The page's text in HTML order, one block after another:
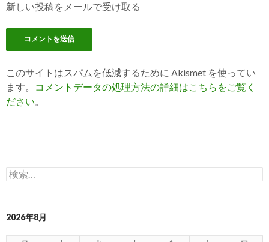
新しい投稿をメールで受け取る
このサイトはスパムを低減するために Akismet を使ってい
ます。
コメントデータの処理方法の詳細はこちらをご覧く
ださい。
検
索:
2026年8月